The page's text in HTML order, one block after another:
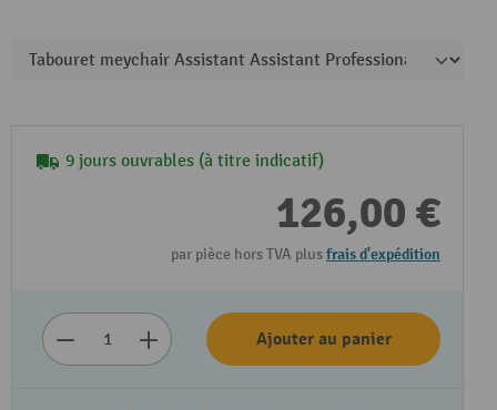
9 jours ouvrables (à titre indicatif)
126,00 €
par pièce hors TVA plusfrais d'expédition
Ajouter au panier